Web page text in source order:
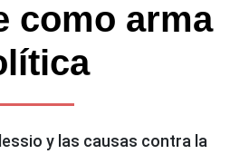
como arma
y las causas contra la